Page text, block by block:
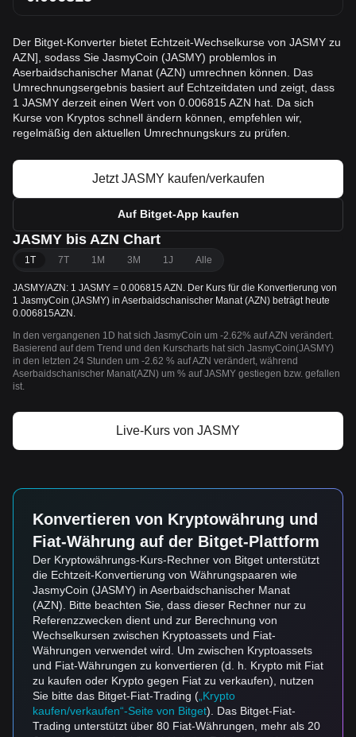
Der Bitget-Konverter bietet Echtzeit-Wechselkurse von JASMY zu
AZN], sodass Sie JasmyCoin (JASMY) problemlos in
Aserbaidschanischer Manat (AZN) umrechnen können. Das
Umrechnungsergebnis basiert auf Echtzeitdaten und zeigt, dass
1 JASMY derzeit einen Wert von 0.006815 AZN hat. Da sich
Kurse von Kryptos schnell ändern können, empfehlen wir,
regelmäßig den aktuellen Umrechnungskurs zu prüfen.
Jetzt JASMY kaufen/verkaufen
Auf Bitget-App kaufen
JASMY bis AZN Chart
1T 7T 1M 3M 1J Alle
JASMY/AZN: 1 JASMY = 0.006815 AZN. Der Kurs für die Konvertierung von
1 JasmyCoin (JASMY) in Aserbaidschanischer Manat (AZN) beträgt heute
0.006815AZN.
In den vergangenen 1D hat sich JasmyCoin um -2.62% auf AZN verändert.
Basierend auf dem Trend und den Kurscharts hat sich JasmyCoin(JASMY)
in den letzten 24 Stunden um -2.62 % auf AZN verändert, während
Aserbaidschanischer Manat(AZN) um % auf JASMY gestiegen bzw. gefallen
ist.
Live-Kurs von JASMY
Konvertieren von Kryptowährung und
Fiat-Währung auf der Bitget-Plattform
Der Kryptowährungs-Kurs-Rechner von Bitget unterstützt
die Echtzeit-Konvertierung von Währungspaaren wie
JasmyCoin (JASMY) in Aserbaidschanischer Manat
(AZN). Bitte beachten Sie, dass dieser Rechner nur zu
Referenzzwecken dient und zur Berechnung von
Wechselkursen zwischen Kryptoassets und Fiat-
Währungen verwendet wird. Um zwischen Kryptoassets
und Fiat-Währungen zu konvertieren (d. h. Krypto mit Fiat
zu kaufen oder Krypto gegen Fiat zu verkaufen), nutzen
Sie bitte das Bitget-Fiat-Trading ( „Krypto
kaufen/verkaufen“-Seite von Bitget). Das Bitget-Fiat-
Trading unterstützt über 80 Fiat-Währungen, mehr als 20